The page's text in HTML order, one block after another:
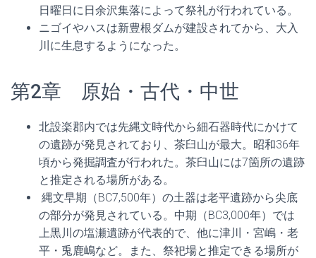
日曜日に日余沢集落によって祭礼が行われている。
ニゴイやハスは新豊根ダムが建設されてから、大入
川に生息するようになった。
第2章 原始・古代・中世
北設楽郡内では先縄文時代から細石器時代にかけて
の遺跡が発見されており、茶臼山が最大。昭和36年
頃から発掘調査が行われた。茶臼山には7箇所の遺跡
と推定される場所がある。
縄文早期（BC7,500年）の土器は老平遺跡から尖底
の部分が発見されている。中期（BC3,000年）では
上黒川の塩瀬遺跡が代表的で、他に津川・宮嶋・老
平・兎鹿嶋など。また、祭祀場と推定できる場所が